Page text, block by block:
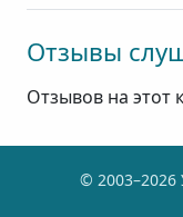
Отзывы
Отзывов на этот
© 2003–2026